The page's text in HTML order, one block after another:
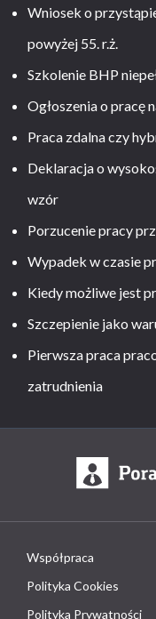
Wniosek o
powyżej 55. r.ż.
Szkolenie BHP
Ogłoszenia o pracę
Praca zdalna czy
Deklaracja o
wzór
Porzucenie pracy
Wypadek w czasie
Kiedy możliwe jest
Szczepienie jako
Pierwsza praca
zatrudnienia
Współpraca
Polityka Cookies
Polityka Prywatności